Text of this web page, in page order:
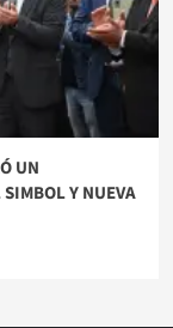
UN
Y NUEVA